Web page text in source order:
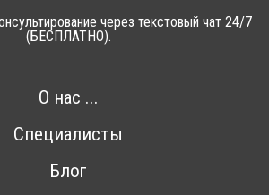
через текстовый чат 24/7
(БЕСПЛАТНО).
О нас ...
Специалисты
Блог